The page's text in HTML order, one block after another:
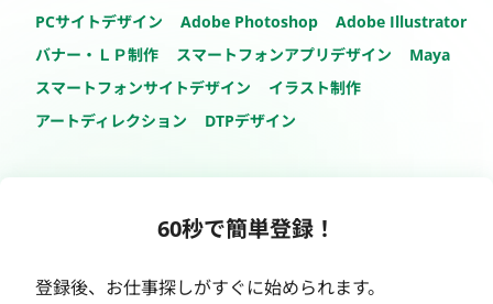
PCサイトデザイン Adobe Photoshop
Adobe Illustrator
バナー・ＬＰ制作
スマートフォンアプリデザイン
Maya
スマートフォンサイトデザイン
イラスト制作
アートディレクション
DTPデザイン
60秒で簡単登録！
登録後、お仕事探しがすぐに始められます。